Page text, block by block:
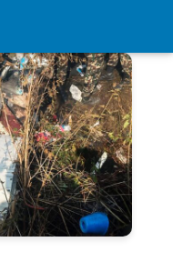
database]